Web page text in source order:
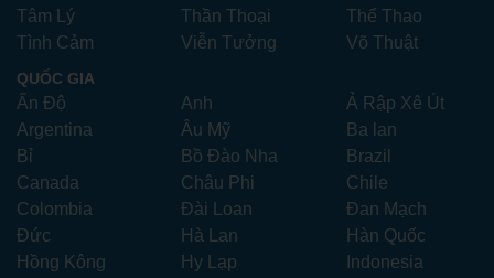
Tâm Lý
Thần Thoại
Thể Thao
Tình Cảm
Viễn Tưởng Võ Thuật
QUỐC GIA
Ấn Độ Anh
Ả Rập Xê Út
Argentina
Âu Mỹ
Ba lan
Bỉ
Bồ Đào Nha
Brazil
Canada
Châu Phi
Chile
Colombia
Đài Loan
Đan Mạch
Đức
Hà Lan
Hàn Quốc
Hồng Kông
Hy Lạp Indonesia